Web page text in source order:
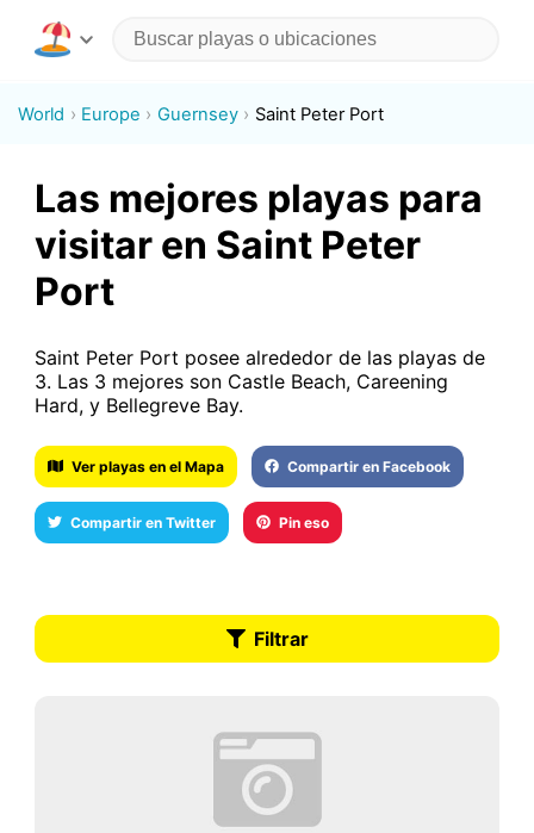
World Europe Guernsey Saint Peter Port
Las mejores playas para
visitar en Saint Peter
Port
Saint Peter Port posee alrededor de las playas de
3. Las 3 mejores son Castle Beach, Careening
Hard, y Bellegreve Bay.
Ver playas en el Mapa Compartir en Facebook
Compartir en Twitter Pin eso
Filtrar